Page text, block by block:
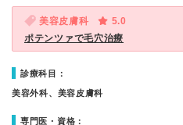
美容皮膚科
5.0
ポテンツァで毛穴治療
診療科目：
美容外科、美容皮膚科
専門医・資格：